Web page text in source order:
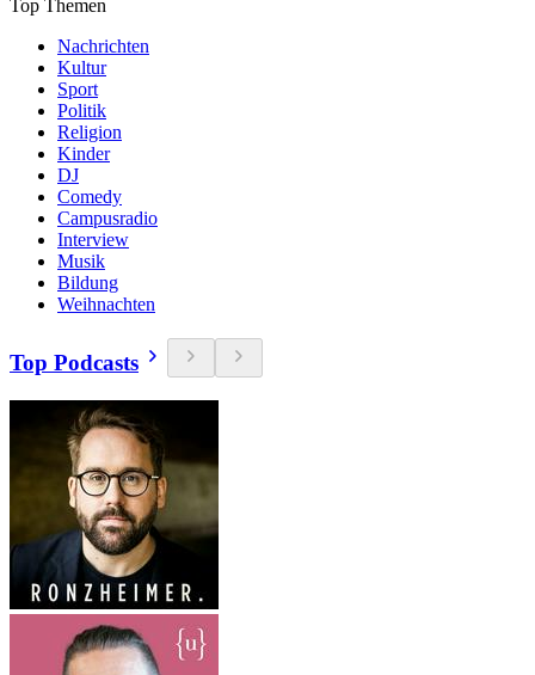
Top Themen
Nachrichten
Kultur
Sport
Politik
Religion
Kinder
DJ
Comedy
Campusradio
Interview
Musik
Bildung
Weihnachten
Top Podcasts